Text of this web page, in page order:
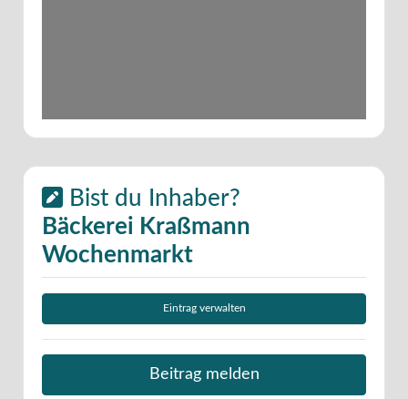
Bist du Inhaber?
Bäckerei Kraßmann
Wochenmarkt
Eintrag verwalten
Beitrag melden